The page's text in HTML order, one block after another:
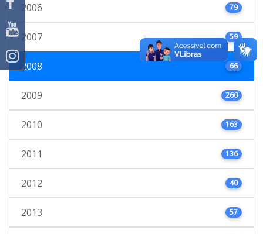
2006 79
2007 59
2008 66
2009 260
2010 163
2011 136
2012 40
2013 57